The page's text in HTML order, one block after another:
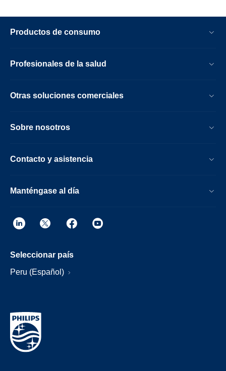
Productos de consumo
Profesionales de la salud
Otras soluciones comerciales
Sobre nosotros
Contacto y asistencia
Manténgase al día
Seleccionar país
Peru (Español)